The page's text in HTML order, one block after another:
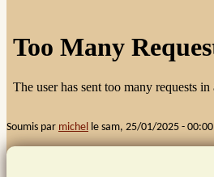
Les ateliers
Documents
Images et musiques
Soumis par michel le sam, 25/01/2025 - 00:00